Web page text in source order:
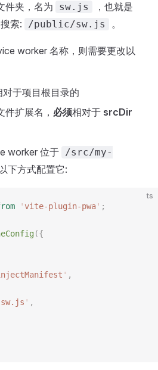
件夹，名为 sw.js
，也就是
索:
/public/sw.js 。
worker 名称，则需要更改以
对于项目根目录的
件扩展名， 必须相对于 srcDir
worker 位于 /src/my-
下方式配置它:
ts
' vite-plugin-pwa' ;
({
' ,
sw.js ' ,